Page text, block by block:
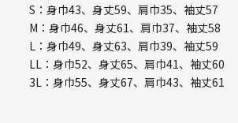
S：身巾43、身丈59、肩巾35、袖丈57
M：身巾46、身丈61、肩巾37、袖丈58
L：身巾49、身丈63、肩巾39、袖丈59
LL：身巾52、身丈65、肩巾41、袖丈60
3L：身巾55、身丈67、肩巾43、袖丈61